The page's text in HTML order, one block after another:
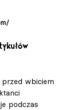
przed wbiciem
podczas